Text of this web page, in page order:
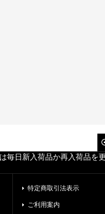
毎日新入荷品か再入荷品を
特定商取引法表示
ご利用案内